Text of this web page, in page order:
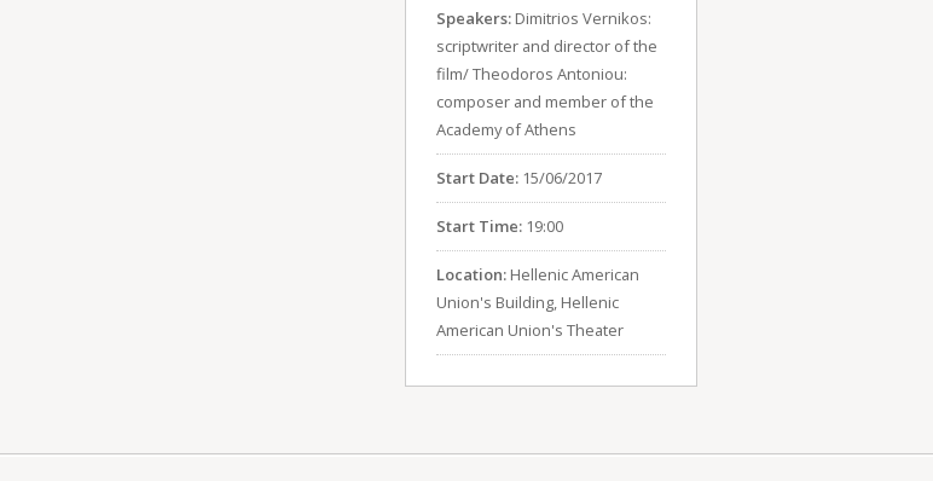
Speakers: Dimitrios Vernikos:
scriptwriter and director of the
film/ Theodoros Antoniou:
composer and member of the
Academy of Athens
Start Date: 15/06/2017
Start Time: 19:00
Location: Hellenic American
Union's Building, Hellenic
American Union's Theater